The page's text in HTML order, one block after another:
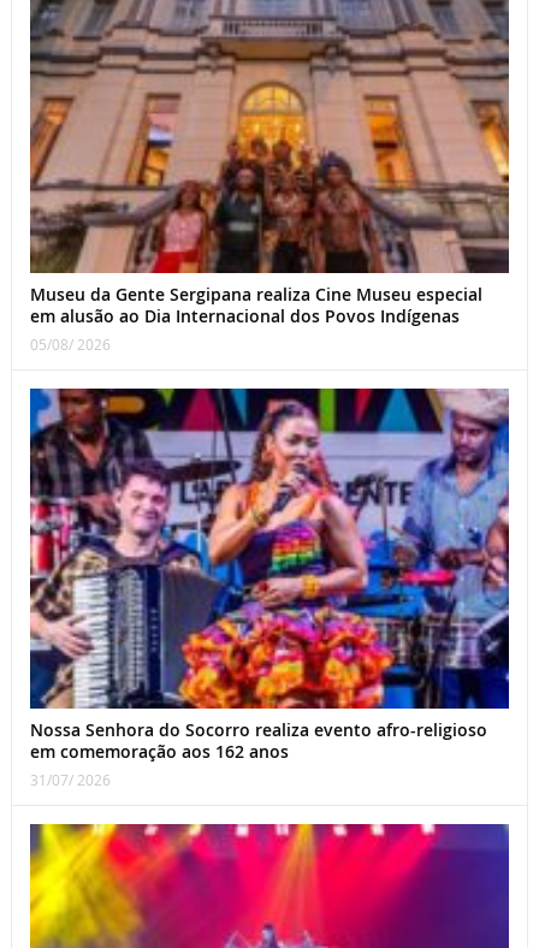
Museu da Gente Sergipana realiza Cine Museu especial
em alusão ao Dia Internacional dos Povos Indígenas
05/08/ 2026
Nossa Senhora do Socorro realiza evento afro-religioso
em comemoração aos 162 anos
31/07/ 2026